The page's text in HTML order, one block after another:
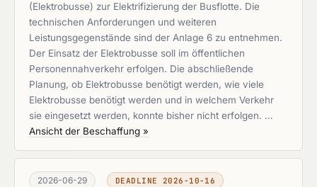
(Elektrobusse) zur Elektrifizierung der Busflotte. Die
technischen Anforderungen und weiteren
Leistungsgegenstände sind der Anlage 6 zu entnehmen.
Der Einsatz der Elektrobusse soll im öffentlichen
Personennahverkehr erfolgen. Die abschließende
Planung, ob Elektrobusse benötigt werden, wie viele
Elektrobusse benötigt werden und in welchem Verkehr
sie eingesetzt werden, konnte bisher nicht erfolgen. …
Ansicht der Beschaffung »
2026-06-29 DEADLINE 2026-10-16